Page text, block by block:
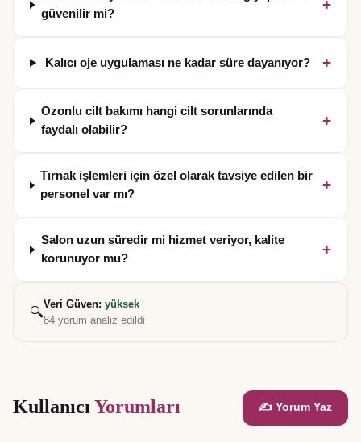
güvenilir mi?
+
Kalıcı oje uygulaması ne kadar süre dayanıyor? +
Ozonlu cilt bakımı hangi cilt sorunlarında
faydalı olabilir?
+
Tırnak işlemleri için özel olarak tavsiye edilen bir
personel var mı?
+
Salon uzun süredir mi hizmet veriyor, kalite
korunuyor mu?
+
🔍Veri Güven: yüksek
84 yorum analiz edildi
Kullanıcı Yorumları ✍️ Yorum Yaz